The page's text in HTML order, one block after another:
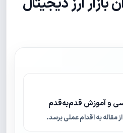
و آموزش قدم‌به‌قدم
مقاله به اقدام عملی برسد.